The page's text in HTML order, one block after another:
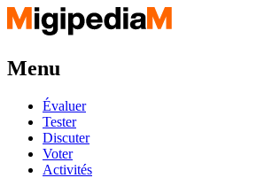
Menu
Évaluer
Tester
Discuter
Voter
Activités